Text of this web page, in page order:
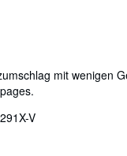
mit wenigen
V